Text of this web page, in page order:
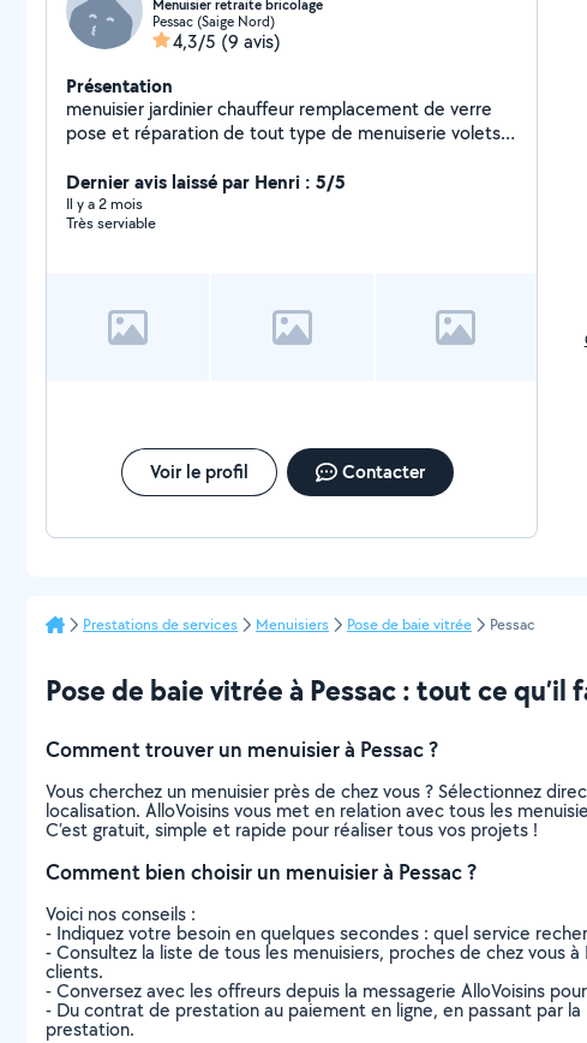
Menuisier retraite bricolage
Pessac (Saige Nord)
4,3/5 (9 avis)
Présentation
menuisier jardinier chauffeur remplacement de verre
pose et réparation de tout type de menuiserie volets
Dernier avis laissé par Henri : 5/5
Il y a 2 mois
Très serviable
Voir le profil Contacter
Prestations de services Menuisiers Pose de baie vitrée Pessac
Pose de baie vitrée à Pessac : tout ce qu’il
Comment trouver un menuisier à Pessac ?
Vous cherchez un menuisier près de chez vous ? Sélectionnez
localisation. AlloVoisins vous met en relation avec tous les
C’est gratuit, simple et rapide pour réaliser tous vos projets !
Comment bien choisir un menuisier à Pessac ?
Voici nos conseils :
- Indiquez votre besoin en quelques secondes : quel service
- Consultez la liste de tous les menuisiers, proches de chez vous
clients.
- Conversez avec les offreurs depuis la messagerie AlloVoisins
- Du contrat de prestation au paiement en ligne, en passant par
prestation.